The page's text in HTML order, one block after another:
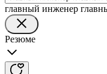
главный инженер
Резюме